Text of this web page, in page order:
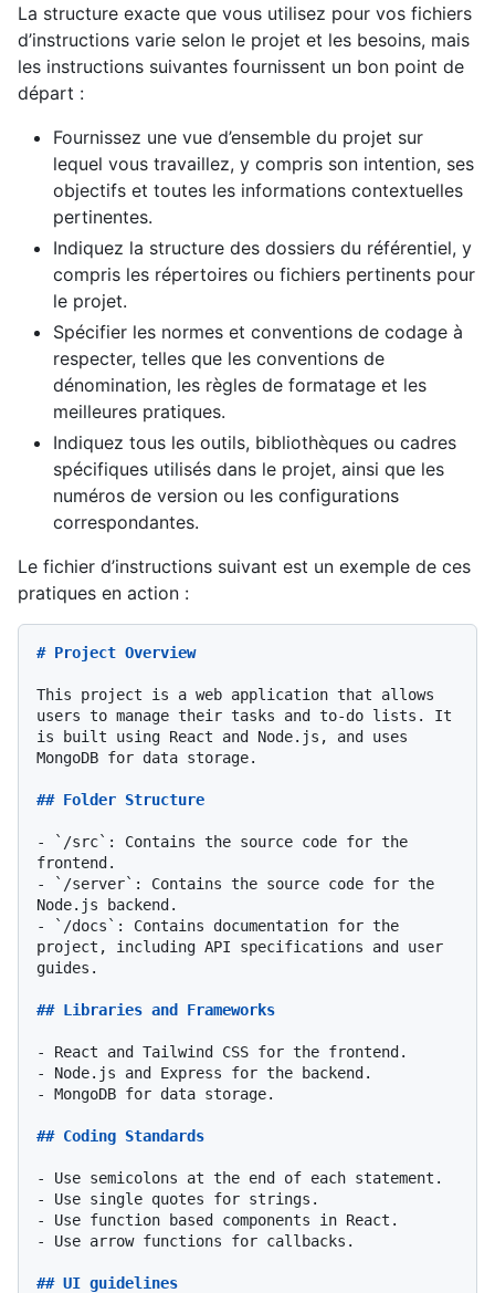
La structure exacte que vous utilisez pour vos fichiers
d’instructions varie selon le projet et les besoins, mais
les instructions suivantes fournissent un bon point de
départ :
Fournissez une vue d’ensemble du projet sur
lequel vous travaillez, y compris son intention, ses
objectifs et toutes les informations contextuelles
pertinentes.
Indiquez la structure des dossiers du référentiel, y
compris les répertoires ou fichiers pertinents pour
le projet.
Spécifier les normes et conventions de codage à
respecter, telles que les conventions de
dénomination, les règles de formatage et les
meilleures pratiques.
Indiquez tous les outils, bibliothèques ou cadres
spécifiques utilisés dans le projet, ainsi que les
numéros de version ou les configurations
correspondantes.
Le fichier d’instructions suivant est un exemple de ces
pratiques en action :
# Project Overview
This project is a web application that allows
users to manage their tasks and to-do lists. It
is built using React and Node.js, and uses
MongoDB for data storage.
## Folder Structure
- `/src` : Contains the source code for the
-
`/server` : Contains the source code for the
-
`/docs` : Contains documentation for the
project, including API specifications and user
guides.
## Libraries and Frameworks
-
-
-
MongoDB for data storage.
## Coding Standards
-
-
-
-
Use arrow functions for callbacks.
## UI guidelines